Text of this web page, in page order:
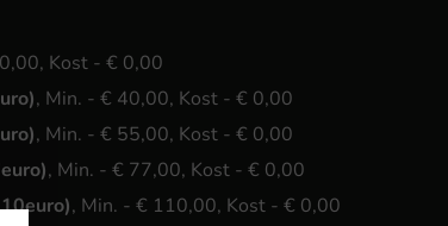
Kost - € 0,00
, Min. - € 40,00, Kost - € 0,00
, Min. - € 55,00, Kost - € 0,00
, Min. - € 77,00, Kost - € 0,00
, Min. - € 110,00, Kost - € 0,00